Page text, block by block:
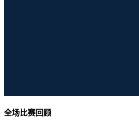
全场比赛回顾